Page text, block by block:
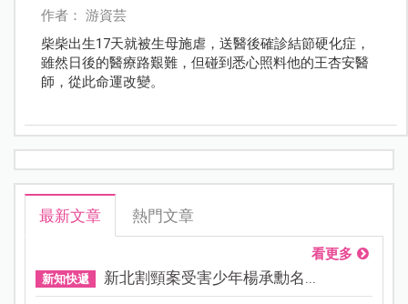
作者： 游資芸
柴柴出生17天就被生母施虐，送醫後確診結節硬化症，
雖然日後的醫療路艱難，但碰到悉心照料他的王杏安醫
師，從此命運改變。
最新文章 熱門文章
看更多
新知快遞 新北割頸案受害少年楊承勳名...